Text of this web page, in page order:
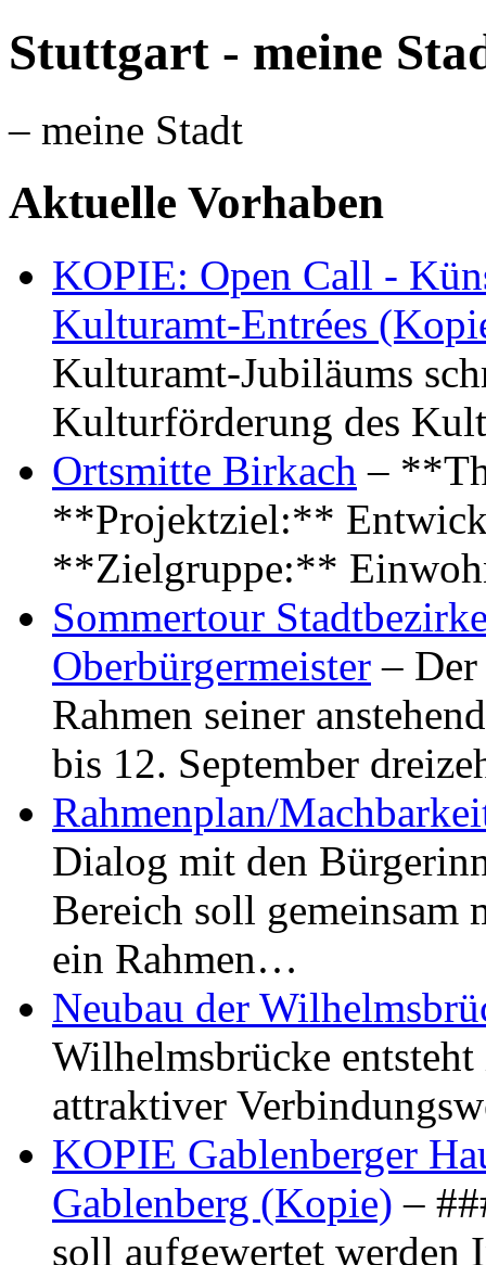
Stuttgart - meine
– meine Stadt
Aktuelle Vorhaben
KOPIE: Open Call -
Kulturamt-Entrées
Kulturamt-Jubiläums
Kulturförderung des
Ortsmitte Birkach –
**Projektziel:**
**Zielgruppe:**
Sommertour
Oberbürgermeister –
Rahmen seiner
bis 12. September
Rahmenplan/
Dialog mit den
Bereich soll gemeinsam
ein Rahmen…
Neubau der
Wilhelmsbrücke
attraktiver
KOPIE Gablenberger
Gablenberg (Kopie) –
soll aufgewertet werden